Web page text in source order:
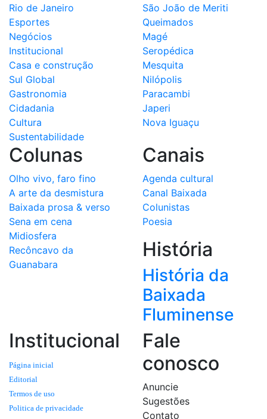
Rio de Janeiro
Esportes
Negócios
Institucional
Casa e construção
Sul Global
Gastronomia
Cidadania
Cultura
Sustentabilidade
São João de Meriti
Queimados
Magé
Seropédica
Mesquita
Nilópolis
Paracambi
Japeri
Nova Iguaçu
Colunas
Olho vivo, faro fino
A arte da desmistura
Baixada prosa & verso
Sena em cena
Midiosfera
Recôncavo da
Guanabara
Canais
Agenda cultural
Canal Baixada
Colunistas
Poesia
História
História da
Baixada
Fluminense
Institucional
Página inicial
Editorial
Termos de uso
Politica de privacidade
Fale
conosco
Anuncie
Sugestões
Contato